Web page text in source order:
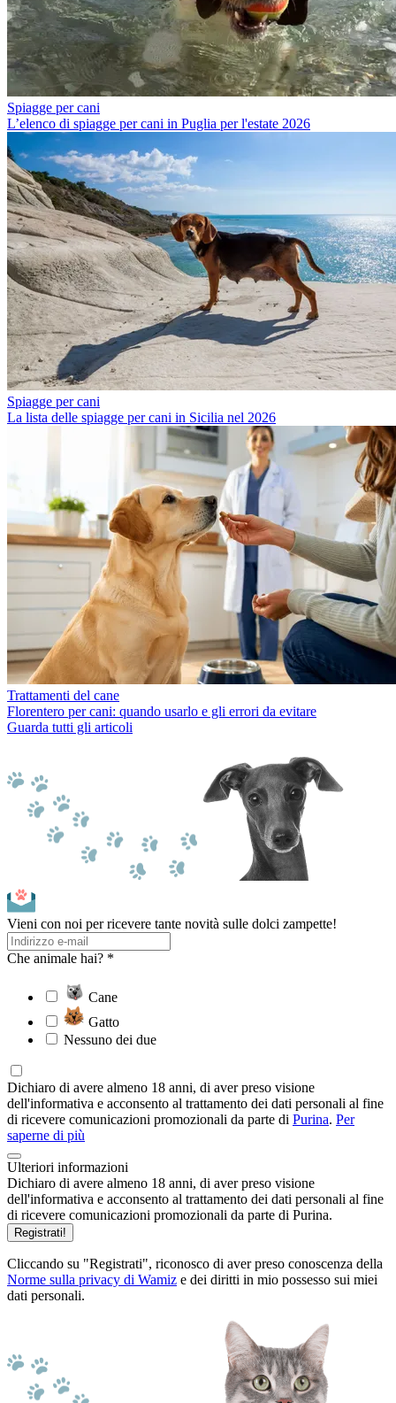
Spiagge per cani
L’elenco di spiagge per cani in Puglia per l'estate 2026
Spiagge per cani
La lista delle spiagge per cani in Sicilia nel 2026
Trattamenti del cane
Florentero per cani: quando usarlo e gli errori da evitare
Guarda tutti gli articoli
Vieni con noi per ricevere tante novità sulle dolci zampette!
Che animale hai? *
Cane
Gatto
Nessuno dei due
Dichiaro di avere almeno 18 anni, di aver preso visione
dell'informativa e acconsento al trattamento dei dati personali al fine
di ricevere comunicazioni promozionali da parte di Purina. Per
saperne di più
Ulteriori informazioni
Dichiaro di avere almeno 18 anni, di aver preso visione
dell'informativa e acconsento al trattamento dei dati personali al fine
di ricevere comunicazioni promozionali da parte di Purina.
Registrati!
Cliccando su "Registrati", riconosco di aver preso conoscenza della
Norme sulla privacy di Wamiz e dei diritti in mio possesso sui miei
dati personali.